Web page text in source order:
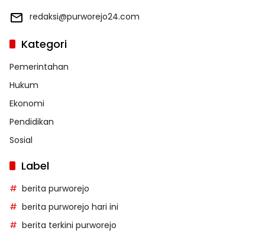
redaksi@purworejo24.com
Kategori
Pemerintahan
Hukum
Ekonomi
Pendidikan
Sosial
Label
berita purworejo
berita purworejo hari ini
berita terkini purworejo